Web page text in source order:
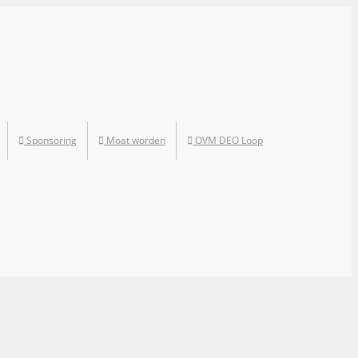
Sponsoring Moat worden OVM DEO Loop